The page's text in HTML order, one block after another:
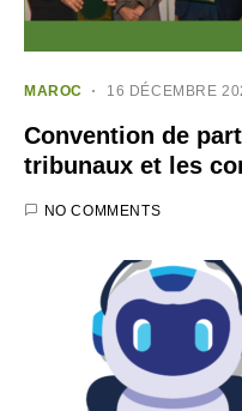
MAROC 16 DÉCEMBRE
Convention de
tribunaux et les
NO COMMENTS